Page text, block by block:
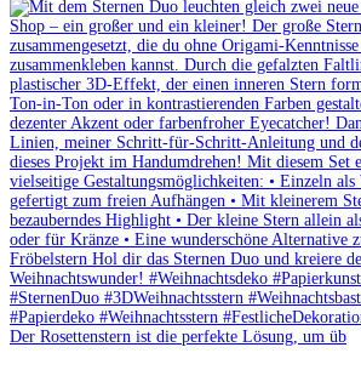
Der Rosettenstern ist die perfekte Lösung, um üb